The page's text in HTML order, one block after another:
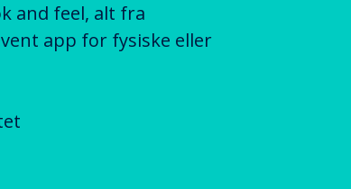
and feel, alt fra
app for fysiske eller